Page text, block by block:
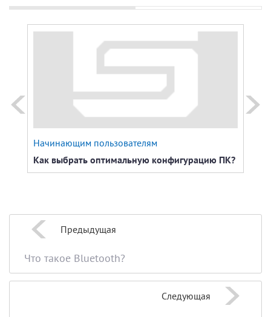
Начинающим пользователям
Как выбрать оптимальную конфигурацию ПК?
Предыдущая
Что такое Bluetooth?
Следующая